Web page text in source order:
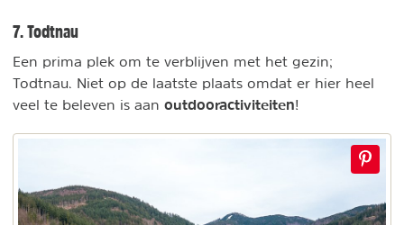
7. Todtnau
Een prima plek om te verblijven met het gezin;
Todtnau. Niet op de laatste plaats omdat er hier heel
veel te beleven is aan outdooractiviteiten!